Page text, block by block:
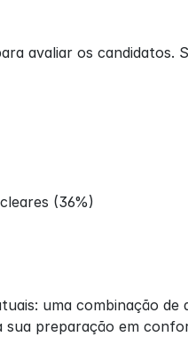
avaliar os candidatos.
(36%)
uma combinação de
preparação em